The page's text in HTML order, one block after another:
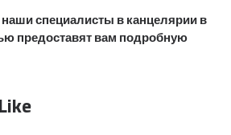
специалисты в канцелярии в
предоставят вам подробную